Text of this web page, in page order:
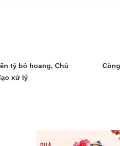
tỷ bỏ hoang, Chủ
xử lý